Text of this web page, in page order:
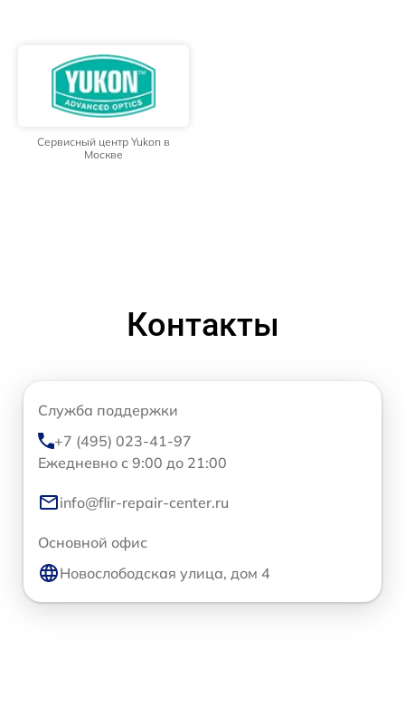
Сервисный центр Yukon в
Москве
Контакты
Служба поддержки
+7 (495) 023-41-97
Ежедневно с 9:00 до 21:00
info@flir-repair-center.ru
Основной офис
Новослободская улица, дом 4